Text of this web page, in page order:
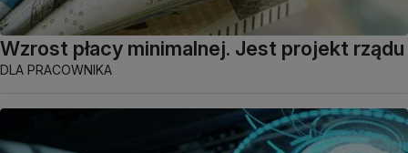
Wzrost płacy minimalnej. Jest projekt rządu
DLA PRACOWNIKA